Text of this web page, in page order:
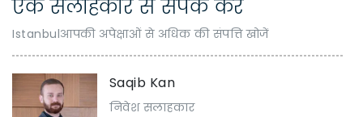
एक सलाहकार से संपर्क करें
Istanbulआपकी अपेक्षाओं से अधिक की संपत्ति खोजें
Saqib Kan
निवेश सलाहकार